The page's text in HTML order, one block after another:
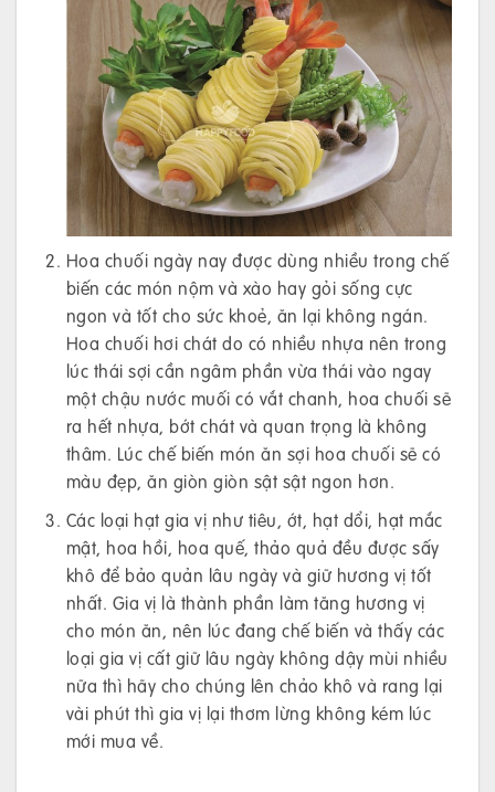
Hoa chuối ngày nay được dùng nhiều trong chế
biến các món nộm và xào hay gỏi sống cực
ngon và tốt cho sức khoẻ, ăn lại không ngán.
Hoa chuối hơi chát do có nhiều nhựa nên trong
lúc thái sợi cần ngâm phần vừa thái vào ngay
một chậu nước muối có vắt chanh, hoa chuối sẽ
ra hết nhựa, bớt chát và quan trọng là không
thâm. Lúc chế biến món ăn sợi hoa chuối sẽ có
màu đẹp, ăn giòn giòn sật sật ngon hơn.
Các loại hạt gia vị như tiêu, ớt, hạt dổi, hạt mắc
mật, hoa hồi, hoa quế, thảo quả đều được sấy
khô để bảo quản lâu ngày và giữ hương vị tốt
nhất. Gia vị là thành phần làm tăng hương vị
cho món ăn, nên lúc đang chế biến và thấy các
loại gia vị cất giữ lâu ngày không dậy mùi nhiều
nữa thì hãy cho chúng lên chảo khô và rang lại
vài phút thì gia vị lại thơm lừng không kém lúc
mới mua về.